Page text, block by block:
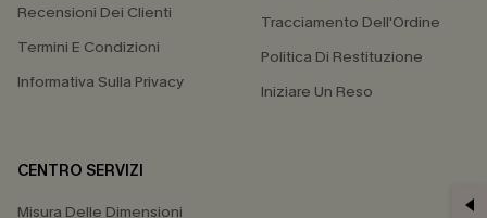
Recensioni Dei Clienti
Termini E Condizioni
Informativa Sulla Privacy
Tracciamento Dell'Ordine
Politica Di Restituzione
Iniziare Un Reso
CENTRO SERVIZI
Misura Delle Dimensioni